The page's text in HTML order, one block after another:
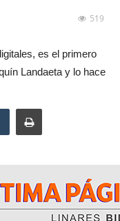
519
es el primero
Landaeta y lo hace